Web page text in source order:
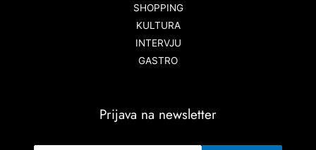
SHOPPING
KULTURA
INTERVJU
GASTRO
Prijava na newsletter